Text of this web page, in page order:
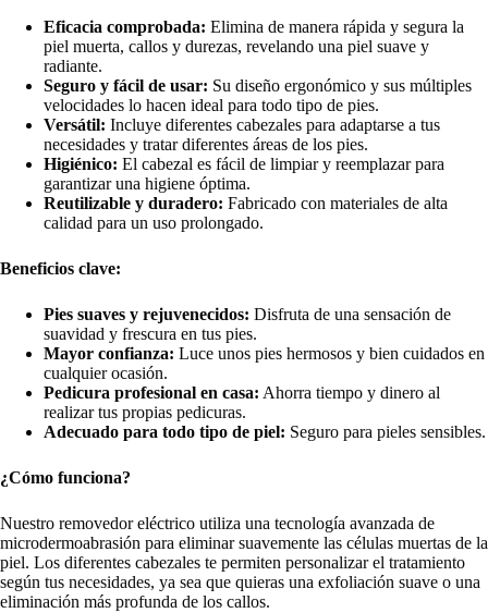
Eficacia comprobada: Elimina de manera rápida y segura la
piel muerta, callos y durezas, revelando una piel suave y
radiante.
Seguro y fácil de usar: Su diseño ergonómico y sus múltiples
velocidades lo hacen ideal para todo tipo de pies.
Versátil: Incluye diferentes cabezales para adaptarse a tus
necesidades y tratar diferentes áreas de los pies.
Higiénico: El cabezal es fácil de limpiar y reemplazar para
garantizar una higiene óptima.
Reutilizable y duradero: Fabricado con materiales de alta
calidad para un uso prolongado.
Beneficios clave:
Pies suaves y rejuvenecidos: Disfruta de una sensación de
suavidad y frescura en tus pies.
Mayor confianza: Luce unos pies hermosos y bien cuidados en
cualquier ocasión.
Pedicura profesional en casa: Ahorra tiempo y dinero al
realizar tus propias pedicuras.
Adecuado para todo tipo de piel: Seguro para pieles sensibles.
¿Cómo funciona?
Nuestro removedor eléctrico utiliza una tecnología avanzada de
microdermoabrasión para eliminar suavemente las células muertas de la
piel. Los diferentes cabezales te permiten personalizar el tratamiento
según tus necesidades, ya sea que quieras una exfoliación suave o una
eliminación más profunda de los callos.